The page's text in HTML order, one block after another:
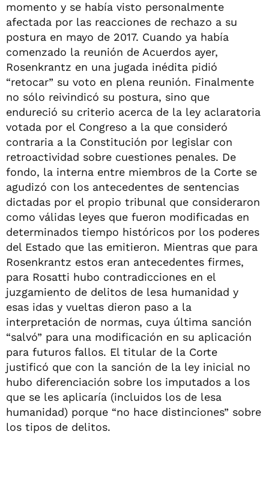
momento y se había visto personalmente
afectada por las reacciones de rechazo a su
postura en mayo de 2017. Cuando ya había
comenzado la reunión de Acuerdos ayer,
Rosenkrantz en una jugada inédita pidió
“retocar” su voto en plena reunión. Finalmente
no sólo reivindicó su postura, sino que
endureció su criterio acerca de la ley aclaratoria
votada por el Congreso a la que consideró
contraria a la Constitución por legislar con
retroactividad sobre cuestiones penales. De
fondo, la interna entre miembros de la Corte se
agudizó con los antecedentes de sentencias
dictadas por el propio tribunal que consideraron
como válidas leyes que fueron modificadas en
determinados tiempo históricos por los poderes
del Estado que las emitieron. Mientras que para
Rosenkrantz estos eran antecedentes firmes,
para Rosatti hubo contradicciones en el
juzgamiento de delitos de lesa humanidad y
esas idas y vueltas dieron paso a la
interpretación de normas, cuya última sanción
“salvó” para una modificación en su aplicación
para futuros fallos. El titular de la Corte
justificó que con la sanción de la ley inicial no
hubo diferenciación sobre los imputados a los
que se les aplicaría (incluidos los de lesa
humanidad) porque “no hace distinciones” sobre
los tipos de delitos.